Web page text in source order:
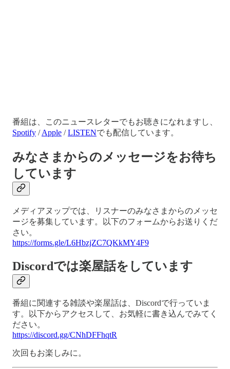
番組は、このニュースレターでもお聴きになれますし、
Spotify /Apple /LISTENでも配信しています。
みなさまからのメッセージをお待ち
しています
メディアヌップでは、リスナーのみなさまからのメッセ
ージを募集しています。以下のフォームからお送りくだ
さい。
https://forms.gle/L6HbzjZC7QKkMY4F9
Discordでは楽屋話をしています
番組に関連する雑談や楽屋話は、Discordで行っていま
す。以下からアクセスして、お気軽に書き込んでみてく
ださい。
https://discord.gg/CNhDFFhqtR
次回もお楽しみに。